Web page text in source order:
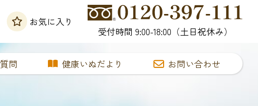
お気に入り
受付時間 9:00-18:00（土日祝休み）
問 健康いぬだより お問い合わせ